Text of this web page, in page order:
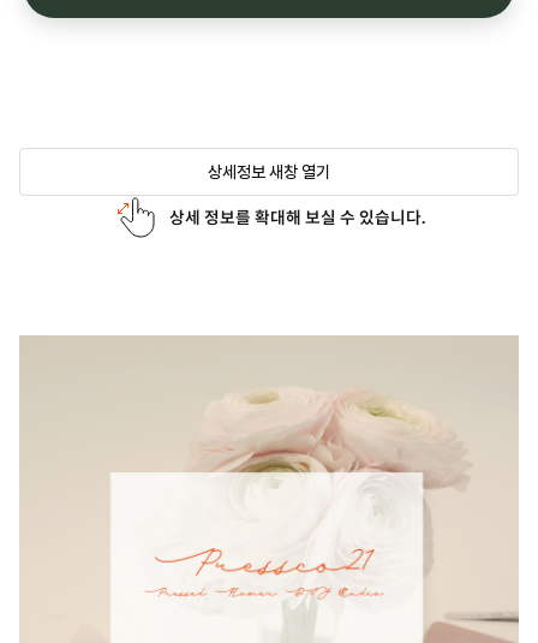
상세정보 새창 열기
상세 정보를 확대해 보실 수 있습니다.